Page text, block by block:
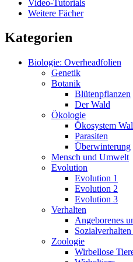
Video-Tutorials
Weitere Fächer
Kategorien
Biologie: Overheadfolien
Genetik
Botanik
Blütenpflanzen
Der Wald
Ökologie
Ökosystem
Parasiten
Überwinterung
Mensch und Umwelt
Evolution
Evolution 1
Evolution 2
Evolution 3
Verhalten
Angeborenes
Zoologie
Wirbellose